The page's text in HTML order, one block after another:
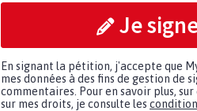
Je
En signant la pétition, j'accepte que
mes données à des fins de gestion de
commentaires. Pour en savoir plus,
sur mes droits, je consulte les